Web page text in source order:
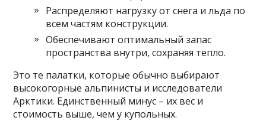
Распределяют нагрузку от снега и льда по
всем частям конструкции.
Обеспечивают оптимальный запас
пространства внутри, сохраняя тепло.
Это те палатки, которые обычно выбирают
высокогорные альпинисты и исследователи
Арктики. Единственный минус – их вес и
стоимость выше, чем у купольных.